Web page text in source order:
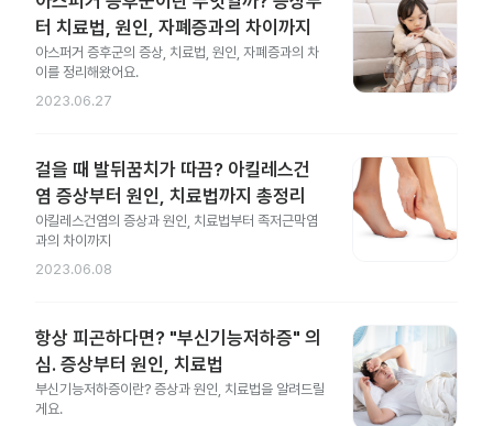
터 치료법, 원인, 자폐증과의 차이까지
아스퍼거 증후군의 증상, 치료법, 원인, 자폐증과의 차
이를 정리해왔어요.
2023.06.27
걸을 때 발뒤꿈치가 따끔? 아킬레스건
염 증상부터 원인, 치료법까지 총정리
아킬레스건염의 증상과 원인, 치료법부터 족저근막염
과의 차이까지
2023.06.08
항상 피곤하다면? "부신기능저하증" 의
심. 증상부터 원인, 치료법
부신기능저하증이란? 증상과 원인, 치료법을 알려드릴
게요.